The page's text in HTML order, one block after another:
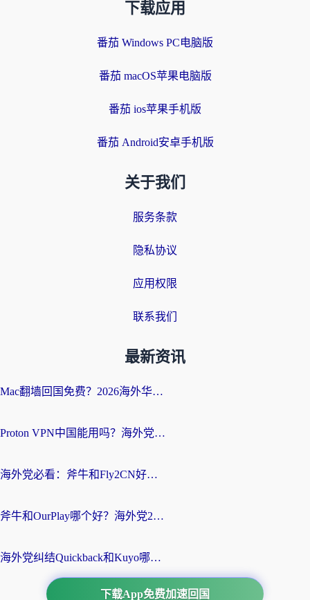
下载应用
番茄 Windows PC电脑版
番茄 macOS苹果电脑版
番茄 ios苹果手机版
番茄 Android安卓手机版
关于我们
服务条款
隐私协议
应用权限
联系我们
最新资讯
Mac翻墙回国免费？2026海外华人亲测：从CCTV5直播到国内APP，这样选加速器才靠谱
Proton VPN中国能用吗？海外党选回国加速器的避坑指南（附番茄加速器实测）
海外党必看：斧牛和Fly2CN好用吗？3招教你选对回国加速器（附免费试用攻略）
斧牛和OurPlay哪个好？海外党2026亲测：选对加速器，国内资源秒加载
海外党纠结Quickback和Kuyo哪个好？选对回国加速器才能无缝刷国内资源
下载App免费加速回国